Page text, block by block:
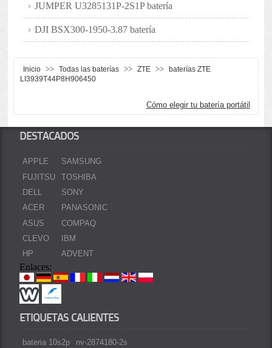
JUMPER U3285131P-2S1P batería
DJI BSX300-1950-3.87 batería
Inicio >> Todas las baterías >> ZTE >>
baterías ZTE
LI3939T44P8H906450
Cómo elegir tu batería portátil
DESTACADOS
APPLE
FUJITSU
DELL
ACER
ASUS
CLEVO
HP
SAMSUNG
TOSHIBA
SONY
PANASONIC
COMPAQ
IBM
ADVENT
Enlaces:
ETIQUETAS CALIENTES
bateria 10s2p
nv-2874180-2s